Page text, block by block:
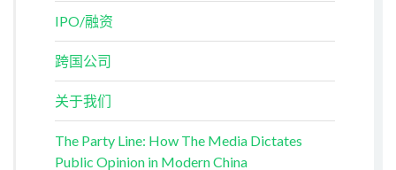
IPO/融资
跨国公司
关于我们
The Party Line: How The Media Dictates
Public Opinion in Modern China